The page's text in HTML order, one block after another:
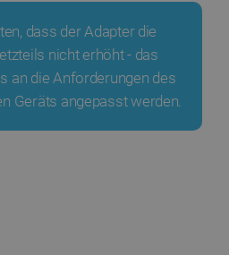
dass der Adapter die
nicht erhöht - das
an die Anforderungen des
Geräts angepasst werden.